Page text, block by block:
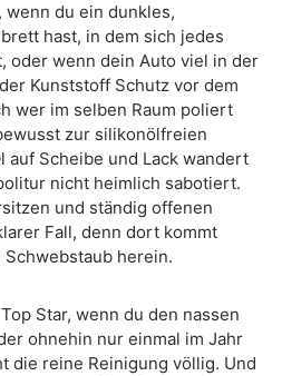
du ein dunkles,
hast, in dem sich jedes
oder wenn dein Auto viel in der
Kunststoff Schutz vor dem
wer im selben Raum poliert
zur silikonölfreien
auf Scheibe und Lack wandert
nicht heimlich sabotiert.
und ständig offenen
Fall, denn dort kommt
herein.
Star, wenn du den nassen
ohnehin nur einmal im Jahr
die reine Reinigung völlig. Und